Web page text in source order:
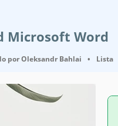
Microsoft Word
porOleksandr Bahlai • Lista